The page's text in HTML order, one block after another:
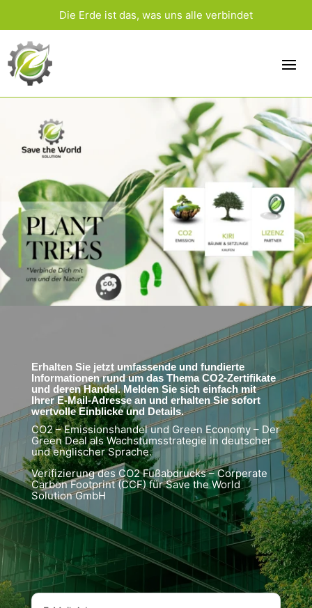
Die Erde ist das, was uns alle verbindet
Erhalten Sie jetzt umfassende und fundierte
Informationen rund um das Thema CO2-Zertifikate
und deren Handel. Melden Sie sich einfach mit
Ihrer E-Mail-Adresse an und erhalten Sie sofort
wertvolle Einblicke und Details.
CO2 – Emissionshandel und Green Economy – Der
Green Deal als Wachstumsstrategie in deutscher
und englischer Sprache.
Verifizierung des CO2 Fußabdrucks – Corperate
Carbon Footprint (CCF) für Save the World
Solution GmbH